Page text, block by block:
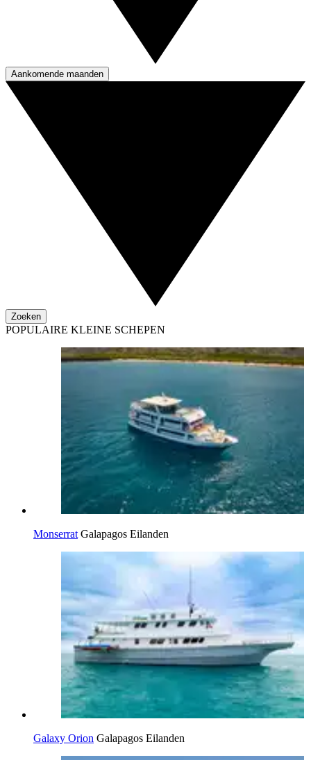
Aankomende maanden
Zoeken
POPULAIRE KLEINE SCHEPEN
Monserrat Galapagos Eilanden
Galaxy Orion Galapagos Eilanden